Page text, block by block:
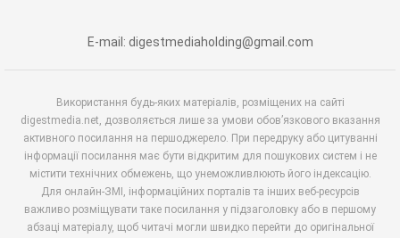
E-mail: digestmediaholding@gmail.com
Використання будь-яких матеріалів, розміщених на сайті
digestmedia.net, дозволяється лише за умови обов’язкового вказання
активного посилання на першоджерело. При передруку або цитуванні
інформації посилання має бути відкритим для пошукових систем і не
містити технічних обмежень, що унеможливлюють його індексацію.
Для онлайн-ЗМІ, інформаційних порталів та інших веб-ресурсів
важливо розміщувати таке посилання у підзаголовку або в першому
абзаці матеріалу, щоб читачі могли швидко перейти до оригінальної